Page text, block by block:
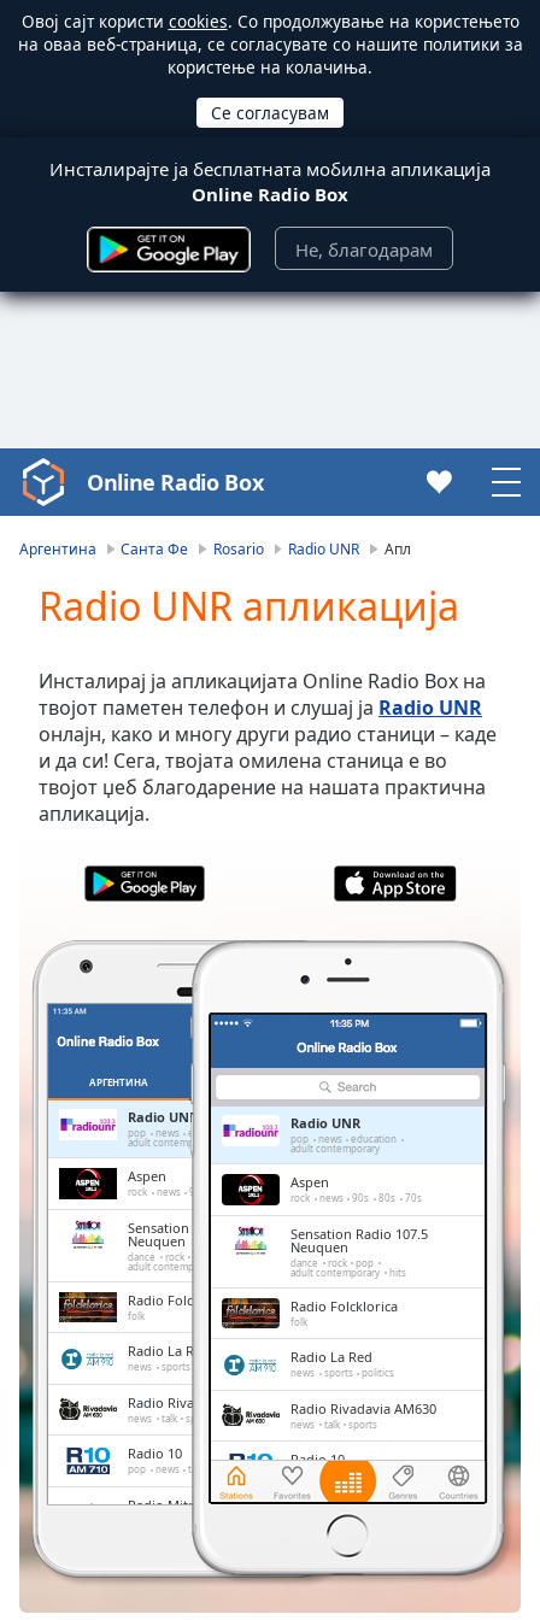
Овој сајт користи cookies. Со продолжување на користењето
на оваа веб-страница, се согласувате со нашите политики за
користење на колачиња.
Инсталирајте ја бесплатната мобилна апликација
Online Radio Box
Не, благодарам
Video
Player
Video
Skip
Backward
Skip
Forward
Mute
Current
Time0:00
Duration-:-
Stream
Type
LIVE
Seek to
currently
Remaining
Playback
Chapters
Chapters
Descriptions
descriptions
off,
selected
Subtitles
subtitles
settings,
Online Radio Box
Аргентина Санта Фе Rosario Radio UNR Апл
Radio UNR апликација
Инсталирај ја апликацијата Online Radio Box на
твојот паметен телефон и слушај ја Radio UNR
онлајн, како и многу други радио станици – каде
и да си! Сега, твојата омилена станица е во
твојот џеб благодарение на нашата практична
апликација.
АРГЕНТИНА
Radio UNR
pop news education
adult contemporary
Aspen
rock news 90s 70s
Sensation Radio 107.5
Neuquen
dance rock
adult contemporary
Radio Folcklorica
folk
Radio La Red
news sports politics
Radio Rivadavia AM630
news talk sports
Radio 10
pop news talk latin
Radio Mitre
pop entertainment
Radio UNR
pop news education
adult contemporary
Aspen
rock news 90s 80s 70s
Sensation Radio 107.5
Neuquen
dance rock pop
adult contemporary hits
Radio Folcklorica
folk
Radio La Red
news sports politics
Radio Rivadavia AM630
news talk sports
Radio 10
pop news talk latin
Radio Mitre
talk politics
pop entertainment